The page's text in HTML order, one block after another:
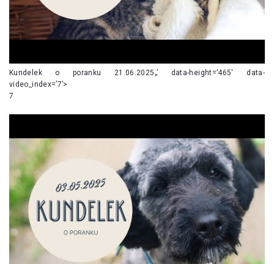
Kundelek o poranku 21.06.2025„’ data-height=’465′ data-
video_index=’7’>
7